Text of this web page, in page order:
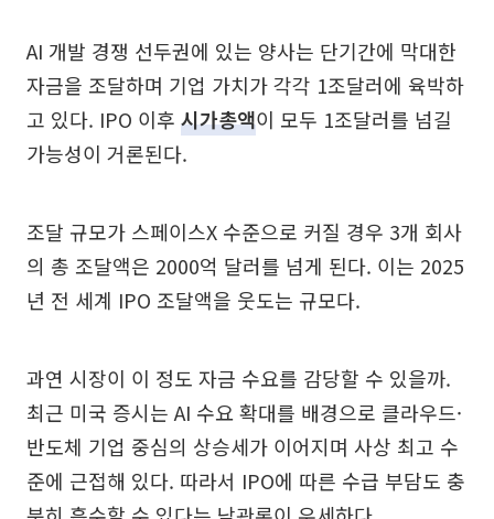
AI 개발 경쟁 선두권에 있는 양사는 단기간에 막대한
자금을 조달하며 기업 가치가 각각 1조달러에 육박하
고 있다. IPO 이후 시가총액이 모두 1조달러를 넘길
가능성이 거론된다.
조달 규모가 스페이스X 수준으로 커질 경우 3개 회사
의 총 조달액은 2000억 달러를 넘게 된다. 이는 2025
년 전 세계 IPO 조달액을 웃도는 규모다.
과연 시장이 이 정도 자금 수요를 감당할 수 있을까.
최근 미국 증시는 AI 수요 확대를 배경으로 클라우드·
반도체 기업 중심의 상승세가 이어지며 사상 최고 수
준에 근접해 있다. 따라서 IPO에 따른 수급 부담도 충